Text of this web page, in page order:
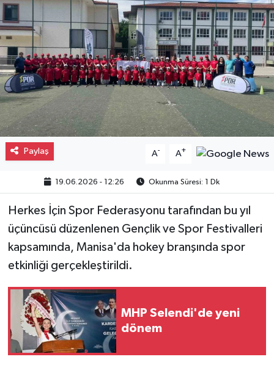
Paylaş A- A+
19.06.2026 - 12:26 Okunma Süresi: 1 Dk
Herkes İçin Spor Federasyonu tarafından bu yıl
üçüncüsü düzenlenen Gençlik ve Spor Festivalleri
kapsamında, Manisa'da hokey branşında spor
etkinliği gerçekleştirildi.
MHP Selendi'de yeni
dönem
Magazin
Gayrimenkul
Spor
Eğitim